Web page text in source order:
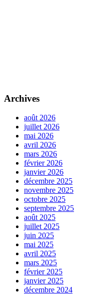
Archives
août 2026
juillet 2026
mai 2026
avril 2026
mars 2026
février 2026
janvier 2026
décembre 2025
novembre 2025
octobre 2025
septembre 2025
août 2025
juillet 2025
juin 2025
mai 2025
avril 2025
mars 2025
février 2025
janvier 2025
décembre 2024